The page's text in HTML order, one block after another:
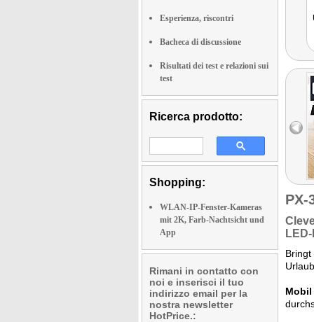
Esperienza, riscontri
Bacheca di discussione
Risultati dei test e relazioni sui
test
Ricerca prodotto:
Shopping:
WLAN-IP-Fenster-Kameras
mit 2K, Farb-Nachtsicht und
App
Rimani in contatto con
noi e inserisci il tuo
indirizzo email per la
nostra newsletter
HotPrice.: